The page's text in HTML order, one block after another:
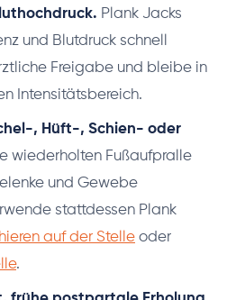
Plank Jacks
und Blutdruck schnell
Freigabe und bleibe in
Intensitätsbereich.
, Hüft-, Schien- oder
wiederholten Fußaufpralle
und Gewebe
stattdessen Plank
auf der Stelle oder
.